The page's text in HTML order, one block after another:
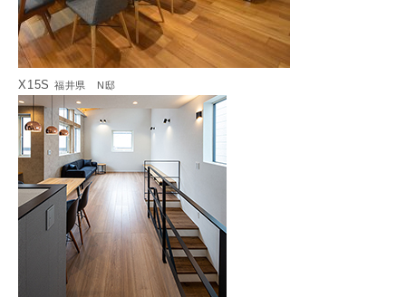
X15S 福井県 N邸